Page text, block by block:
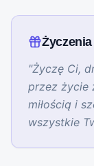
"Życzę Ci,
przez życie
miłością i
wszystkie